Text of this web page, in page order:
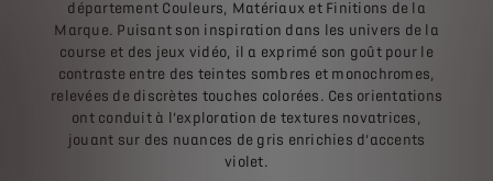
département Couleurs, Matériaux et Finitions de la
Marque. Puisant son inspiration dans les univers de la
course et des jeux vidéo, il a exprimé son goût pour le
contraste entre des teintes sombres et monochromes,
relevées de discrètes touches colorées. Ces orientations
ont conduit à l’exploration de textures novatrices,
jouant sur des nuances de gris enrichies d’accents
violet.